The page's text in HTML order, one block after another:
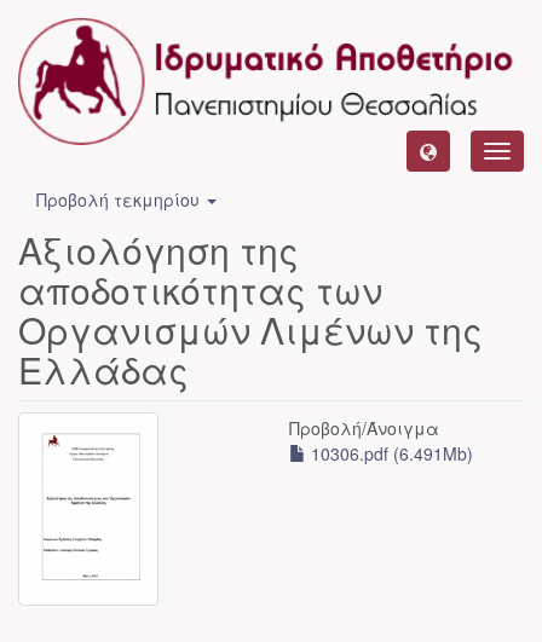
Προβολή τεκμηρίου
Αξιολόγηση της
αποδοτικότητας των
Οργανισμών Λιμένων της
Ελλάδας
Προβολή/Άνοιγμα
10306.pdf (6.491Mb)